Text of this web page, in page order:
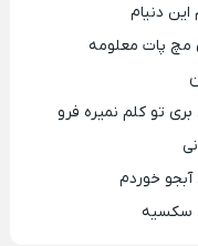
دنیام
مچ پات معلومه
تو کلم نمیره فرو
خوردم
سکسیه